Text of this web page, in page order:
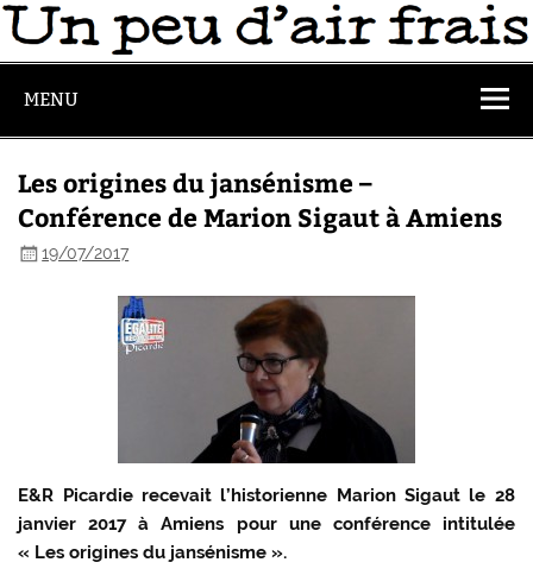
MENU
Les origines du jansénisme –
Conférence de Marion Sigaut à Amiens
19/07/2017
E&R Picardie recevait l’historienne Marion Sigaut le 28
janvier 2017 à Amiens pour une conférence intitulée
« Les origines du jansénisme ».